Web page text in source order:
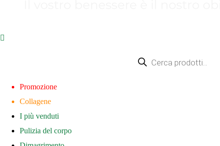
Promozione
Collagene
I più venduti
Pulizia del corpo